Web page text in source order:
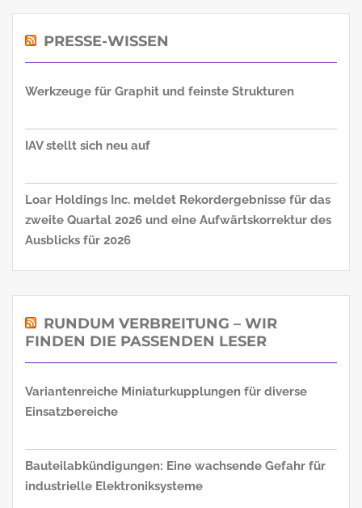
PRESSE-WISSEN
Werkzeuge für Graphit und feinste Strukturen
IAV stellt sich neu auf
Loar Holdings Inc. meldet Rekordergebnisse für das
zweite Quartal 2026 und eine Aufwärtskorrektur des
Ausblicks für 2026
RUNDUM VERBREITUNG – WIR
FINDEN DIE PASSENDEN LESER
Variantenreiche Miniaturkupplungen für diverse
Einsatzbereiche
Bauteilabkündigungen: Eine wachsende Gefahr für
industrielle Elektroniksysteme